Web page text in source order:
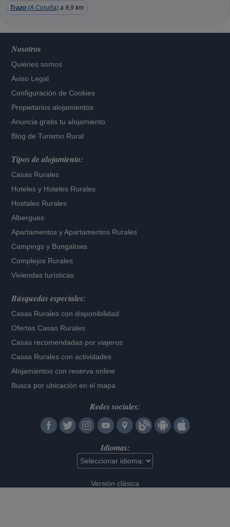
Trazo (A Coruña) a 9,9 km
Nosotros
Quiénes somos
Aviso Legal
Configuración de Cookies
Propietarios alojamientos
Anuncia gratis tu alojamiento
Blog de Turismo Rural
Tipos de alojamiento:
Casas Rurales
Hoteles y Hoteles Rurales
Hostales Rurales
Albergues
Apartamentos yApartamentos Rurales
Campings y Bungalows
Complejos Rurales
Viviendas turísticas
Búsquedas especiales:
Casas Rurales con disponibilidad
Ofertas Casas Rurales
Casas recomendadas por viajeros
Casas Rurales con actividades
Alojamientos con reserva online
Busca por ubicación en el mapa
Redes sociales:
Idiomas:
Versión clásica